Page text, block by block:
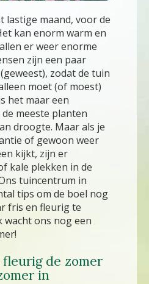
lastige maand, voor de
kan enorm warm en
er weer enorme
zijn een paar
zodat de tuin
moet (of moest)
het maar een
meeste planten
droogte. Maar als je
of gewoon weer
kijkt, zijn er
kale plekken in de
tuincentrum in
tips om de boel nog
fris en fleurig te
wacht ons nog een
de zomer
in